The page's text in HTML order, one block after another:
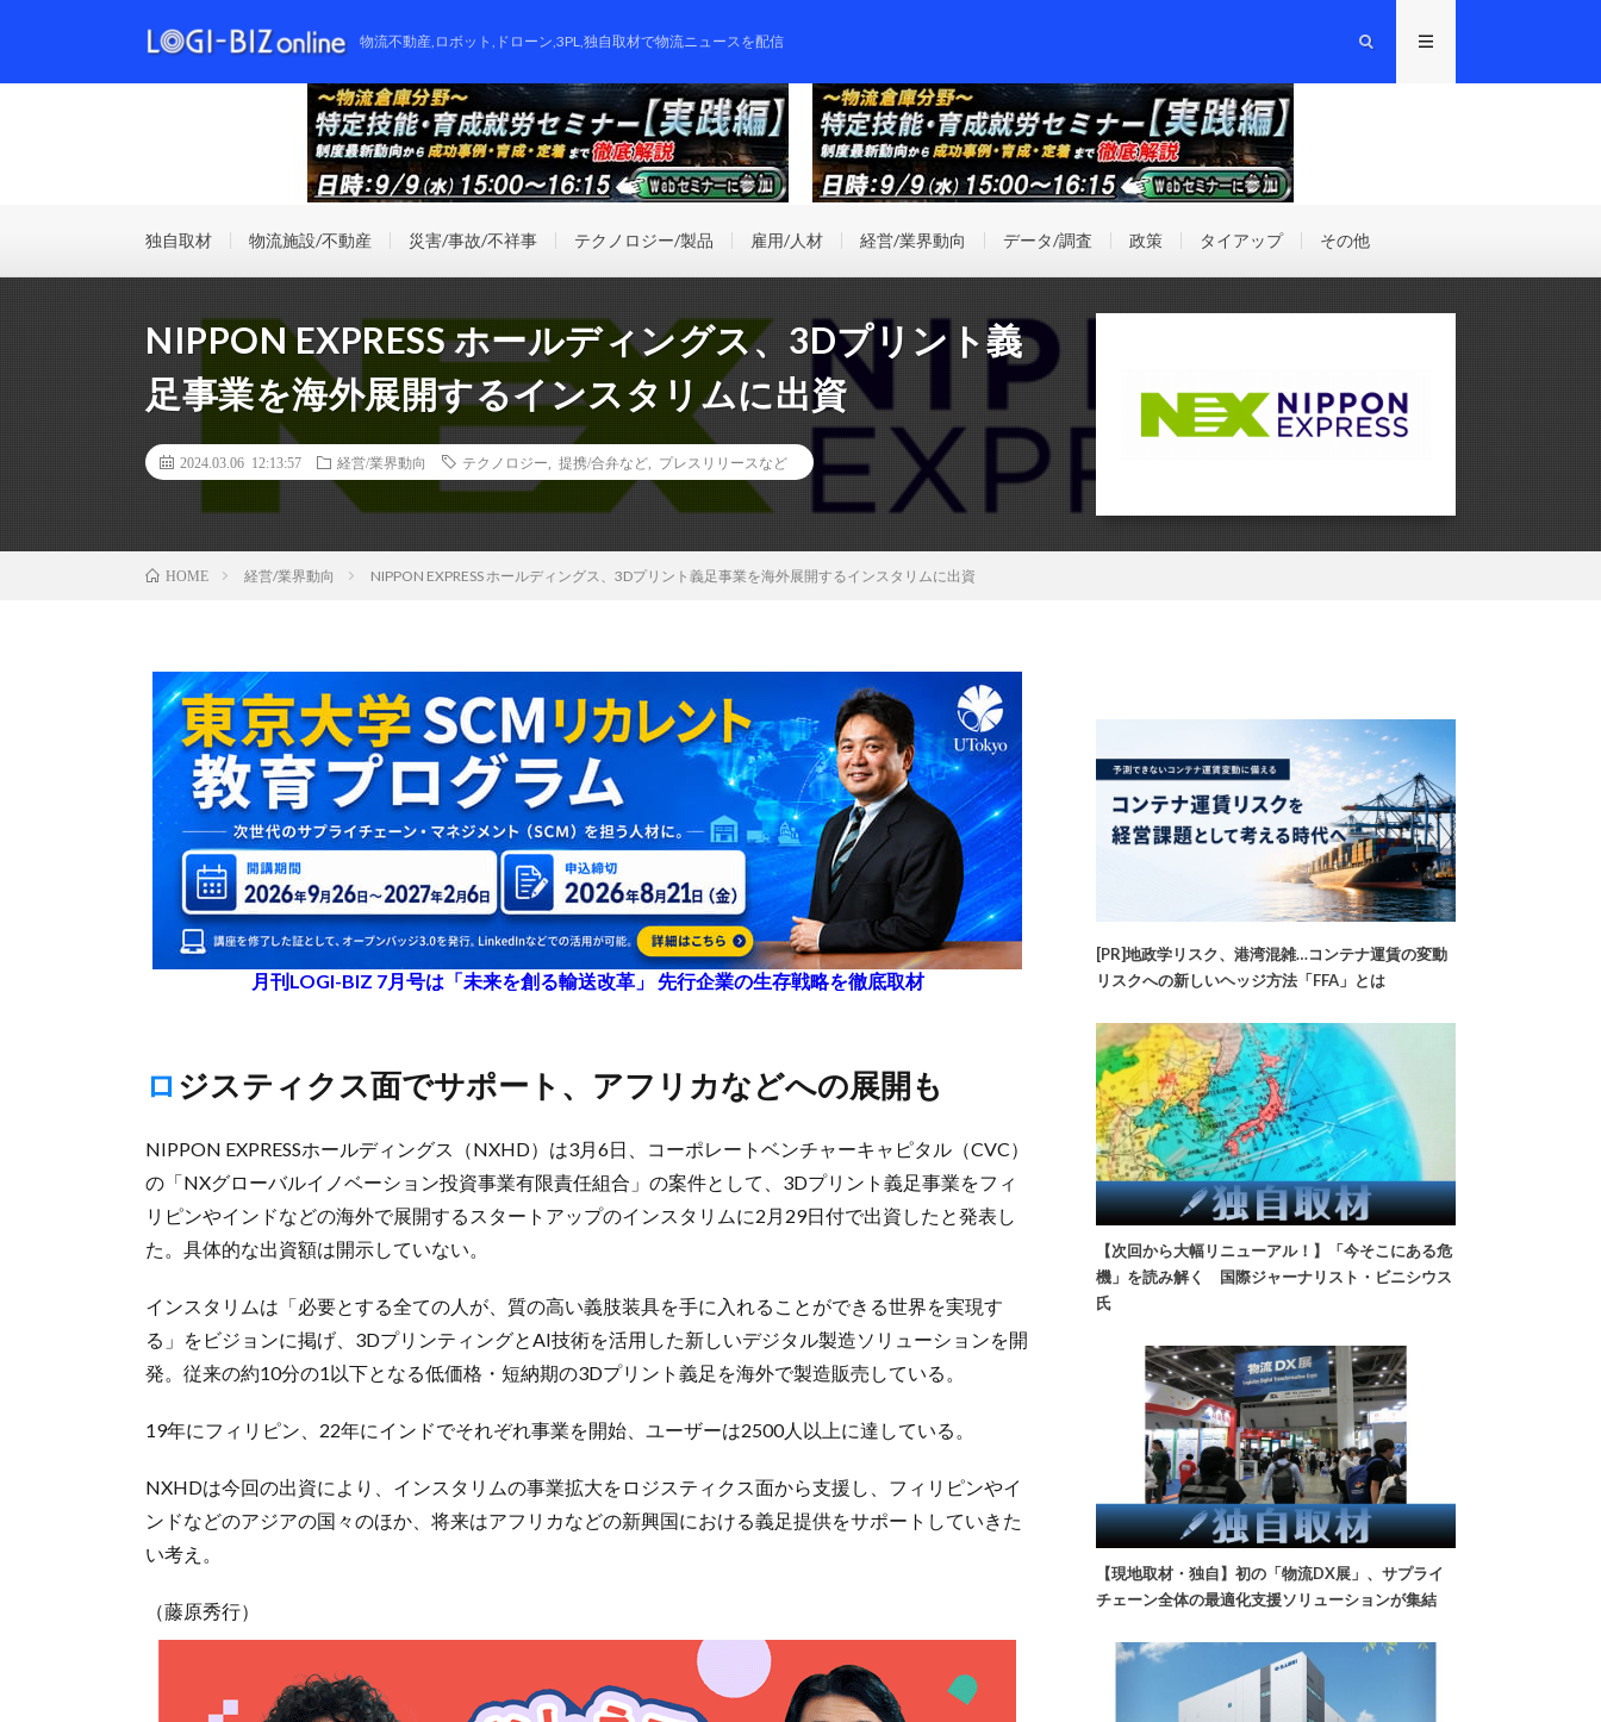
物流不動産,ロボット,ドローン,3PL,独自取材で物流ニュースを配信
独自取材 物流施設/不動産 災害/事故/不祥事 テクノロジー/製品 雇用/人材 経営/業界動向 データ/調査 政策 タイアップ その他
NIPPON EXPRESS ホールディングス、3Dプリント義
足事業を海外展開するインスタリムに出資
2024.03.06 12:13:57 経営/業界動向 テクノロジー 提携/合弁など プレスリリースなど
HOME 経営/業界動向 NIPPON EXPRESS ホールディングス、3Dプリント義足事業を海外展開するインスタリムに出資
月刊LOGI-BIZ 7月号は「未来を創る輸送改革」 先行企業の生存戦略を徹底取材
ロジスティクス面でサポート、アフリカなどへの展開も
NIPPON EXPRESSホールディングス（NXHD）は3月6日、コーポレートベンチャーキャピタル（CVC）
の「NXグローバルイノベーション投資事業有限責任組合」の案件として、3Dプリント義足事業をフィ
リピンやインドなどの海外で展開するスタートアップのインスタリムに2月29日付で出資したと発表し
た。具体的な出資額は開示していない。
インスタリムは「必要とする全ての人が、質の高い義肢装具を手に入れることができる世界を実現す
る」をビジョンに掲げ、3DプリンティングとAI技術を活用した新しいデジタル製造ソリューションを開
発。従来の約10分の1以下となる低価格・短納期の3Dプリント義足を海外で製造販売している。
19年にフィリピン、22年にインドでそれぞれ事業を開始、ユーザーは2500人以上に達している。
NXHDは今回の出資により、インスタリムの事業拡大をロジスティクス面から支援し、フィリピンやイ
ンドなどのアジアの国々のほか、将来はアフリカなどの新興国における義足提供をサポートしていきた
い考え。
（藤原秀行）
[PR]地政学リスク、港湾混雑…コンテナ運賃の変動
リスクへの新しいヘッジ方法「FFA」とは
【次回から大幅リニューアル！】「今そこにある危
機」を読み解く 国際ジャーナリスト・ビニシウス
氏
【現地取材・独自】初の「物流DX展」、サプライ
チェーン全体の最適化支援ソリューションが集結